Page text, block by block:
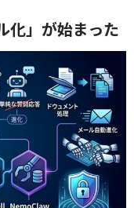
化」が始まった